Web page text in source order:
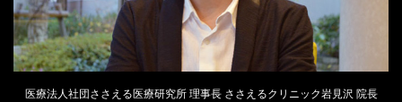
医療法人社団ささえる医療研究所 理事長 ささえるクリニック岩見沢 院長